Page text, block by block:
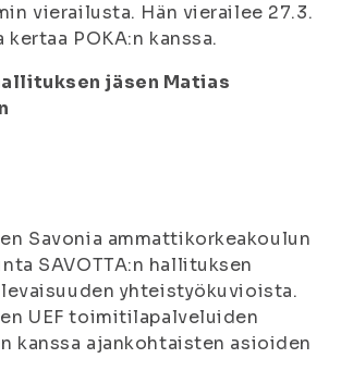
vierailusta. Hän vierailee 27.3.
kertaa POKA:n kanssa.
jäsen Matias
Savonia ammattikorkeakoulun
SAVOTTA:n hallituksen
yhteistyökuvioista.
UEF toimitilapalveluiden
kanssa ajankohtaisten asioiden